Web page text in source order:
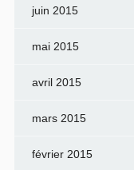
juin 2015
mai 2015
avril 2015
mars 2015
février 2015